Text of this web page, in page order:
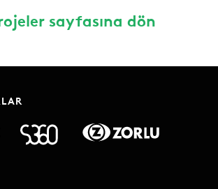
sayfasına dön